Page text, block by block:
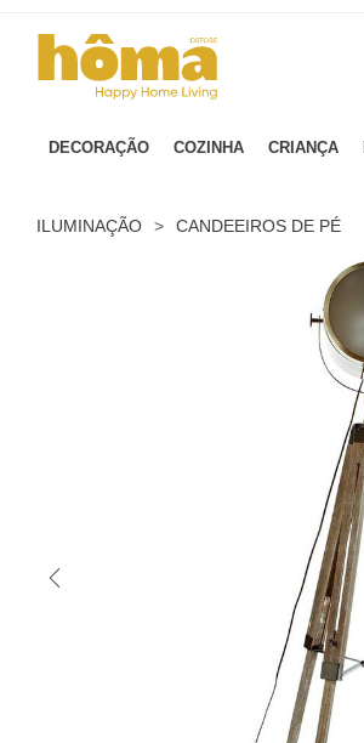
DECORAÇÃO COZINHA CRIANÇA
ILUMINAÇÃO > CANDEEIROS DE PÉ